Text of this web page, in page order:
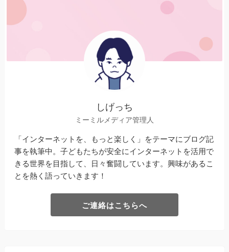
しげっち
ミーミルメディア管理人
「インターネットを、もっと楽しく」をテーマにブログ記
事を執筆中。子どもたちが安全にインターネットを活用で
きる世界を目指して、日々奮闘しています。興味があるこ
とを熱く語っていきます！
ご連絡はこちらへ